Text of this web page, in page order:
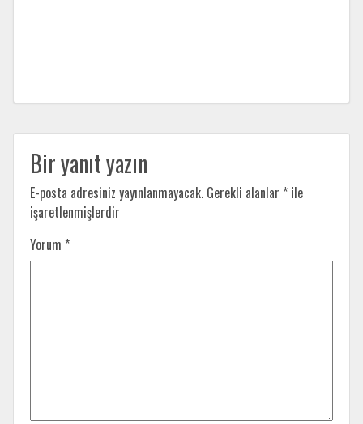
Bir yanıt yazın
E-posta adresiniz yayınlanmayacak. Gerekli alanlar * ile
işaretlenmişlerdir
Yorum *